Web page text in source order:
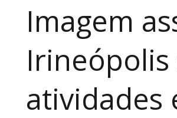
Imagem
atividades